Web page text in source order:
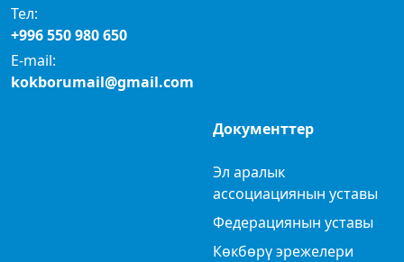
Тел:
+996 550 980 650
E-mail:
kokborumail@gmail.com
Документтер
Эл аралык
ассоциациянын уставы
Федерациянын уставы
Көкбөрү эрежелери